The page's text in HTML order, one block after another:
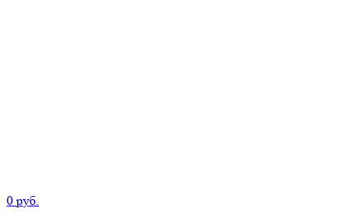
0 руб.